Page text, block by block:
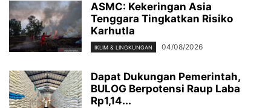
ASMC: Kekeringan Asia
Tenggara Tingkatkan Risiko
Karhutla
IKLIM & LINGKUNGAN 04/08/2026
Dapat Dukungan Pemerintah,
BULOG Berpotensi Raup Laba
Rp1,14...